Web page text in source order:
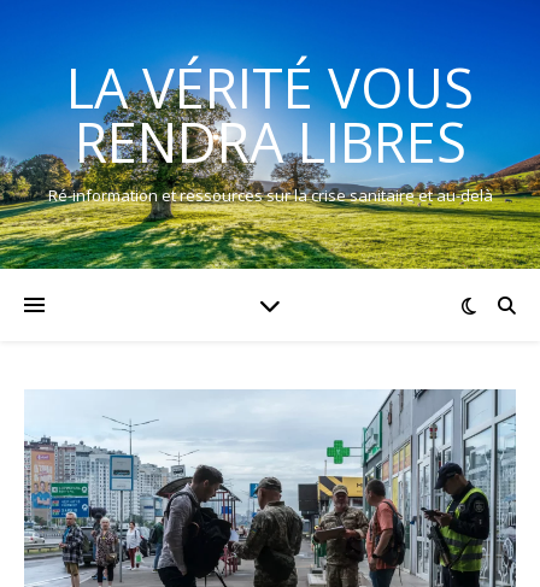
LA VÉRITÉ VOUS
RENDRA LIBRES
Ré-information et ressources sur la crise sanitaire et au-delà